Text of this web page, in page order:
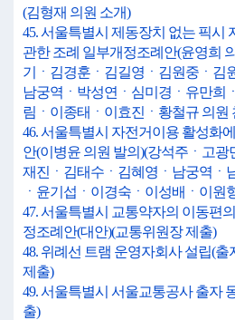
(김형재 의원 소개)
45. 서울특별시 제동장치 없는 픽시
관한 조례 일부개정조례안(윤영희
기ㆍ김경훈ㆍ김길영ㆍ김원중ㆍ김
남궁역ㆍ박성연ㆍ심미경ㆍ유만희
림ㆍ이종태ㆍ이효진ㆍ황철규 의원
46. 서울특별시 자전거이용 활성화
안(이병윤 의원 발의)(강석주ㆍ고
재진ㆍ김태수ㆍ김혜영ㆍ남궁역ㆍ
ㆍ윤기섭ㆍ이경숙ㆍ이성배ㆍ이원
47. 서울특별시 교통약자의 이동편
정조례안(대안)(교통위원장 제출)
48. 위례선 트램 운영자회사 설립(
제출)
49. 서울특별시 서울교통공사 출자
출)